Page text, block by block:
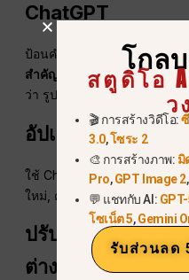
ChatGPT
ป้อนคำอธิบายงานลงใน
สำคัญสำหรับระบบคัดกรองใ
ว่า รูปแบบเป็นแบบข้อความธร
อัปเดตและปรับปรุ
ใช้ ChatGPT เพื่อปรับปรุงประ
ใหม่, ความสำเร็จ, หรือประก
ปรับแต่งประวัติย่อ
ต่าง ๆ
โกล
สตูดิโอ
ว
🎬 การสร้างวิดีโอ:
3.0,โซระ 2
🎨 การสร้างภาพ: มิ
Pro,GPT Image 2,
💬 แชทกับ AI:
โซเน็ต 5,Gemini
รับส่วนลด